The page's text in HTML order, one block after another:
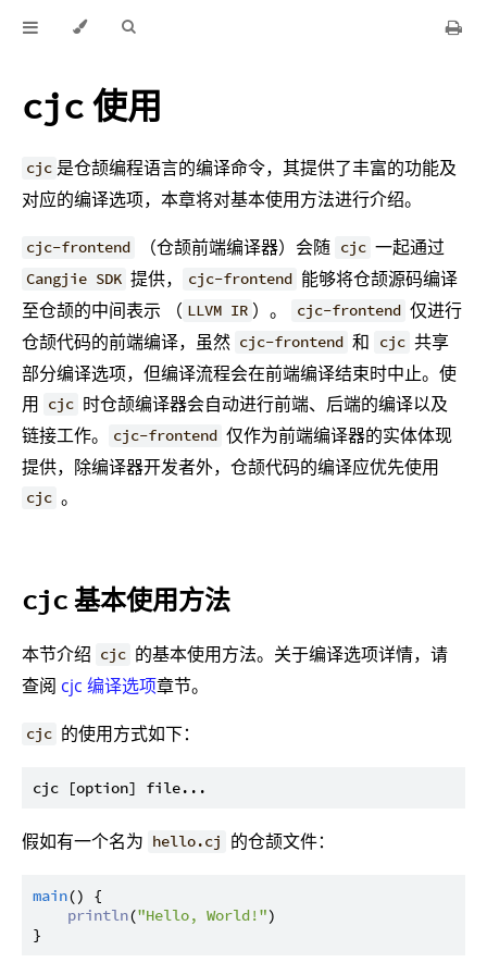
cjc 使用
cjc 是仓颉编程语言的编译命令，其提供了丰富的功能及
对应的编译选项，本章将对基本使用方法进行介绍。
cjc-frontend （仓颉前端编译器）会随 cjc 一起通过
Cangjie SDK 提供， cjc-frontend 能够将仓颉源码编译
至仓颉的中间表示 （ LLVM IR ）。 cjc-frontend 仅进行
仓颉代码的前端编译，虽然 cjc-frontend 和 cjc 共享
部分编译选项，但编译流程会在前端编译结束时中止。使
用 cjc 时仓颉编译器会自动进行前端、后端的编译以及
链接工作。
cjc-frontend 仅作为前端编译器的实体体现
提供，除编译器开发者外，仓颉代码的编译应优先使用
cjc 。
cjc基本使用方法
本节介绍 cjc 的基本使用方法。关于编译选项详情，请
查阅 cjc 编译选项章节。
cjc 的使用方式如下：
假如有一个名为 hello.cj 的仓颉文件：
main() {
println("Hello, World!")